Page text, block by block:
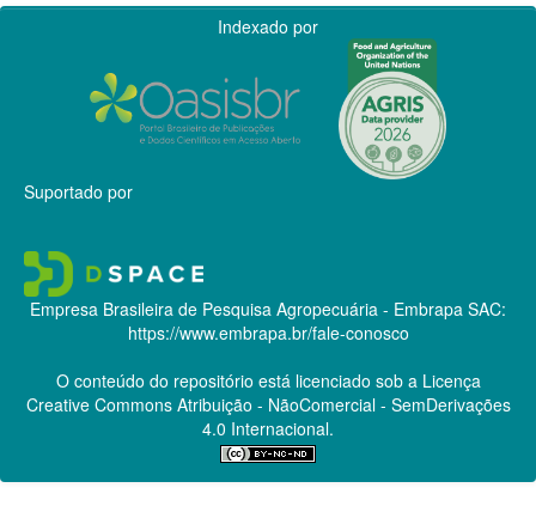
Indexado por
Suportado por
Empresa Brasileira de Pesquisa Agropecuária - Embrapa SAC:
https://www.embrapa.br/fale-conosco
O conteúdo do repositório está licenciado sob a Licença
Creative CommonsAtribuição - NãoComercial - SemDerivações
4.0 Internacional.